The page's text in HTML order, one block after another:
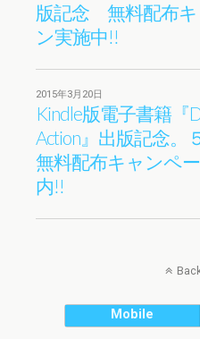
版記念 無料配布キ
ン実施中!!
2015年3月20日
Kindle版電子書籍『
Action』出版記念。
無料配布キャンペ
内!!
Mobile